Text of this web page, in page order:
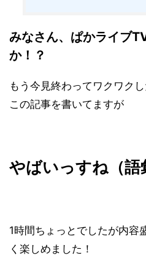
みなさん、ぱかライブ
か！？
もう今見終わってワクワク
この記事を書いてますが
やばいっすね（語
1時間ちょっとでしたが内容
く楽しめました！